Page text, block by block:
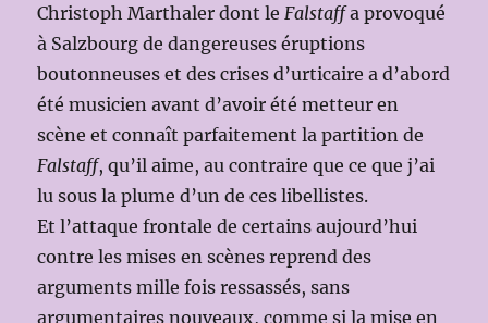
Christoph Marthaler dont le Falstaffa provoqué
à Salzbourg de dangereuses éruptions
boutonneuses et des crises d’urticaire a d’abord
été musicien avant d’avoir été metteur en
scène et connaît parfaitement la partition de
Falstaff, qu’il aime, au contraire que ce que j’ai
lu sous la plume d’un de ces libellistes.
Et l’attaque frontale de certains aujourd’hui
contre les mises en scènes reprend des
arguments mille fois ressassés, sans
argumentaires nouveaux, comme si la mise en